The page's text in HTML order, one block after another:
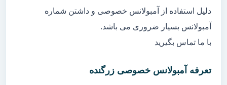
دلیل استفاده از آمبولانس خصوصی و داشتن شماره
آمبولانس بسیار ضروری می باشد.
با ما تماس بگیرید
تعرفه آمبولانس خصوصی زرگنده